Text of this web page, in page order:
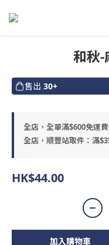
和秋-
售出 30+
全店，全單滿$600免運費
全店，順豐站取件：滿
HK$44.00
加入購物車